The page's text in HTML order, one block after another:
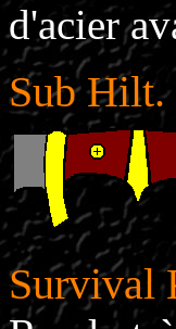
d'acier
Sub Hilt.
Survival